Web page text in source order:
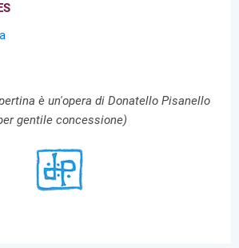
è un'opera di Donatello Pisanello
gentile concessione)